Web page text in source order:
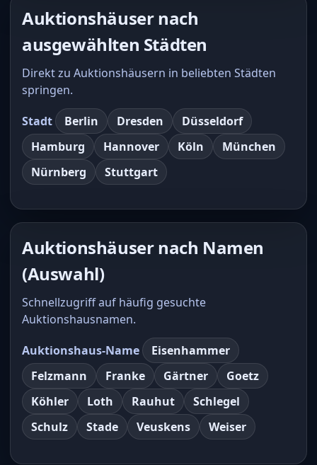
Auktionshäuser nach
ausgewählten Städten
Direkt zu Auktionshäusern in beliebten Städten
springen.
Stadt
Berlin Dresden
Düsseldorf
Hamburg
Hannover Köln
München
Nürnberg
Stuttgart
Auktionshäuser nach Namen
(Auswahl)
Schnellzugriff auf häufig gesuchte
Auktionshausnamen.
Auktionshaus-Name
Eisenhammer
Felzmann
Franke Gärtner
Goetz
Köhler
Loth Rauhut
Schlegel
Schulz
Stade Veuskens Weiser